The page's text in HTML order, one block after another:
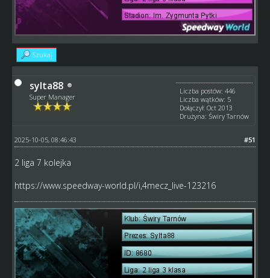
Szukaj
sylta88
Super Manager
Liczba postów: 446
Liczba wątków: 5
Dołączył: Oct 2013
Drużyna: Świry Tarnów
#51
2025-10-05, 08:46:43
2 liga 7 kolejka
https://www.speedway-world.pl/i,4mecz_live-123216